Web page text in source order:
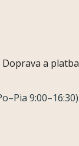
Doprava a platba
9:00–16:30)